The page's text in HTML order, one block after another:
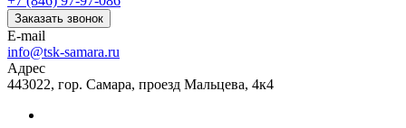
Заказать звонок
E-mail
info@tsk-samara.ru
Адрес
443022, гор. Самара, проезд Мальцева, 4к4